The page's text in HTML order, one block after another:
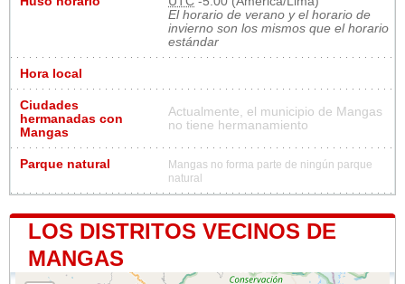
El horario de verano y el horario de
invierno son los mismos que el horario
estándar
Hora local
Ciudades
hermanadas con
Mangas
Actualmente, el municipio de Mangas
no tiene hermanamiento
Parque natural
Mangas no forma parte de ningún parque
natural
LOS DISTRITOS VECINOS DE
MANGAS